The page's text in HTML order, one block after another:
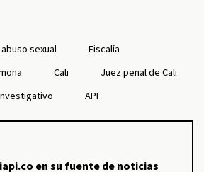
sexual
Fiscalía
Cali
Juez penal de Cali
API
en su fuente de noticias